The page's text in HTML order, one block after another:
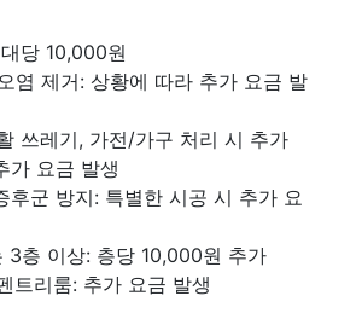
당 10,000원
염 제거: 상황에 따라 추가 요금 발
쓰레기, 가전/가구 처리 시 추가
가 요금 발생
후군 방지: 특별한 시공 시 추가 요
3층 이상: 층당 10,000원 추가
트리룸: 추가 요금 발생